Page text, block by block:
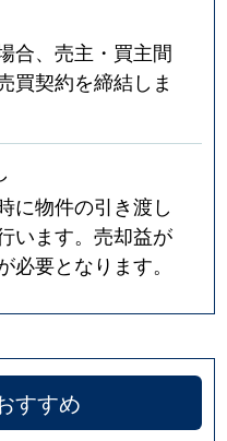
合、売主・買主間
買契約を締結しま
に物件の引き渡し
います。売却益が
要となります。
すすめ